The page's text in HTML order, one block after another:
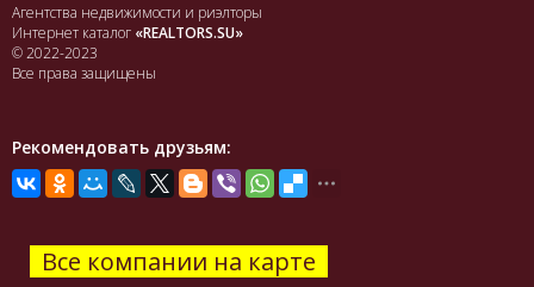
Агентства недвижимости и риэлторы
Интернет каталог «REALTORS.SU»
© 2022-2023
Все права защищены
Рекомендовать друзьям:
Все компании на карте